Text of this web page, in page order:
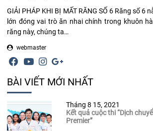
GIẢI PHÁP KHI BỊ MẤT RĂNG SỐ 6 Răng số 6
lớn đóng vai trò ăn nhai chính trong khuôn
răng này, chúng ta…
webmaster
BÀI VIẾT MỚI NHẤT
Tháng 8 15, 2021
Kết quả cuộc thi “Dịch
Premier”